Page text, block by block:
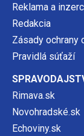
Reklama a
Redakcia
Zásady ochrany
Pravidlá súťaží
Rimava.sk
Novohradské.sk
Echoviny.sk